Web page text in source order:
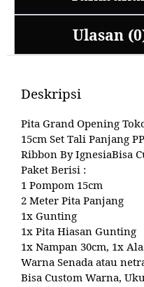
Ulasan
Deskripsi
Pita Grand Opening
15cm Set Tali Panjang
Ribbon By IgnesiaBisa
Paket Berisi :
1 Pompom 15cm
2 Meter Pita Panjang
1x Gunting
1x Pita Hiasan Gunting
1x Nampan 30cm, 1x
Warna Senada atau
Bisa Custom Warna,